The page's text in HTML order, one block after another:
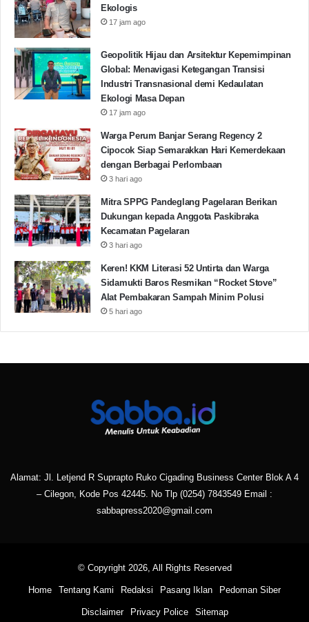
Ekologis
17 jam ago
Geopolitik Hijau dan Arsitektur Kepemimpinan
Global: Menavigasi Ketegangan Transisi
Industri Transnasional demi Kedaulatan
Ekologi Masa Depan
17 jam ago
Warga Perum Banjar Serang Regency 2
Cipocok Siap Semarakkan Hari Kemerdekaan
dengan Berbagai Perlombaan
3 hari ago
Mitra SPPG Pandeglang Pagelaran Berikan
Dukungan kepada Anggota Paskibraka
Kecamatan Pagelaran
3 hari ago
Keren! KKM Literasi 52 Untirta dan Warga
Sidamukti Baros Resmikan “Rocket Stove”
Alat Pembakaran Sampah Minim Polusi
5 hari ago
Alamat: Jl. Letjend R Suprapto Ruko Cigading Business Center Blok A 4
– Cilegon, Kode Pos 42445. No Tlp (0254) 7843549 Email :
sabbapress2020@gmail.com
© Copyright 2026, All Rights Reserved
Home Tentang Kami Redaksi Pasang Iklan Pedoman Siber
Disclaimer Privacy Police Sitemap